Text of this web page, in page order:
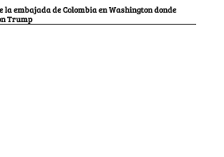
la embajada de Colombia en Washington donde
Trump